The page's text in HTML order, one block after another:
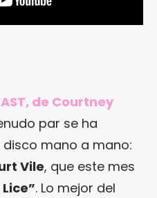
de Courtney
par se ha
mano a mano:
Vile, que este mes
. Lo mejor del